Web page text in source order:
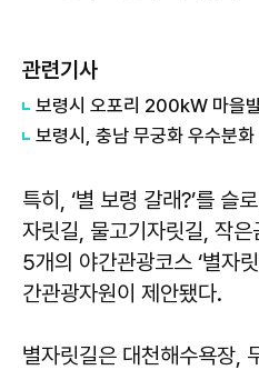
관련기사
보령시 오포리 200㎾ 마을
보령시, 충남 무궁화 우수분
특히, ‘별 보령 갈래?’를 슬
자릿길, 물고기자릿길, 작
5개의 야간관광코스 ‘별자
간관광자원이 제안됐다.
별자릿길은 대천해수욕장,